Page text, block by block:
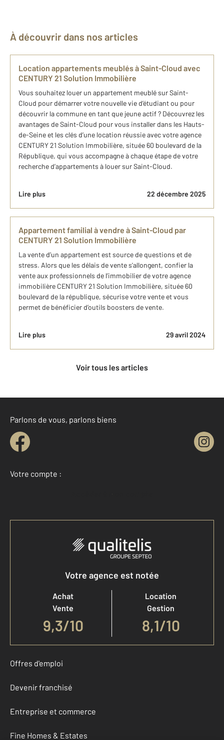
À découvrir dans nos articles
Location appartements meublés à Saint-Cloud avec
CENTURY 21 Solution Immobilière
Vous souhaitez louer un appartement meublé sur Saint-
Cloud pour démarrer votre nouvelle vie d’étudiant ou pour
découvrir la commune en tant que jeune actif ? Découvrez les
avantages de Saint-Cloud pour vous installer dans les Hauts-
de-Seine et les clés d’une location réussie avec votre agence
CENTURY 21 Solution Immobilière, située 60 boulevard de la
République, qui vous accompagne à chaque étape de votre
recherche d’appartements à louer sur Saint-Cloud.
Lire plus 22 décembre 2025
Appartement familial à vendre à Saint-Cloud par
CENTURY 21 Solution Immobilière
La vente d’un appartement est source de questions et de
stress. Alors que les délais de vente s'allongent, confier la
vente aux professionnels de l’immobilier de votre agence
immobilière CENTURY 21 Solution Immobilière, située 60
boulevard de la république, sécurise votre vente et vous
permet de bénéficier d’outils boosters de vente.
Lire plus 29 avril 2024
Voir tous les articles
Parlons de vous, parlons biens
Votre compte :
Accéder à mon compte
Votre agence est notée
Achat
Vente
9,3/10
Location
Gestion
8,1/10
Offres d'emploi
Devenir franchisé
Entreprise et commerce
Fine Homes & Estates